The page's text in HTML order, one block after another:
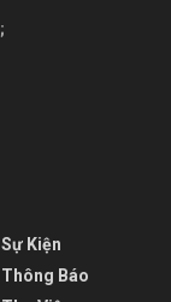
;
Sự Kiện
Thông Báo